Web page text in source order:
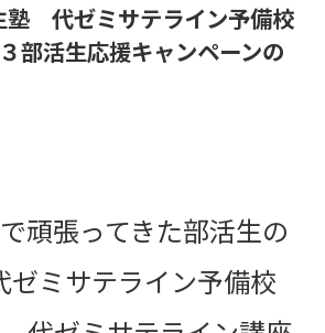
代ゼミサテライン予備校
部活生応援キャンペーンの
頑張ってきた部活生の
ミサテライン予備校